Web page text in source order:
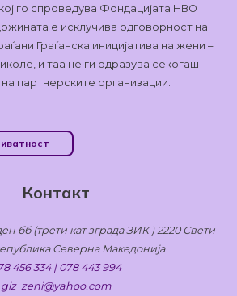
го спроведува Фондацијата НВО
е исклучива одговорност на
Граѓанска иницијатива на жени –
и таа не ги одразува секогаш
партнерските организации.
Контакт
бб (трети кат зграда ЗИК ) 2220 Свети
Северна Македонија
456 334 | 078 443 994
giz_zeni@yahoo.com